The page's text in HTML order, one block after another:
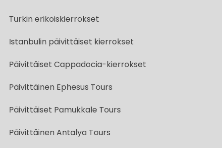
Turkin erikoiskierrokset
Istanbulin päivittäiset kierrokset
Päivittäiset Cappadocia-kierrokset
Päivittäinen Ephesus Tours
Päivittäiset Pamukkale Tours
Päivittäinen Antalya Tours